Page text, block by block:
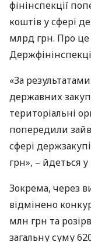
фінінспекції
коштів у сфері
млрд грн. Про це
«За
державних
територіальні
попередили
сфері
грн», – йдеться
Зокрема, через
відмінено
млн грн та
загальну суму